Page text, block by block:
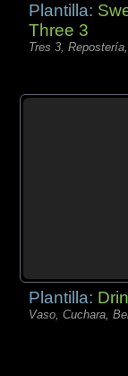
Plantilla:
Three 3
Tres 3,
Plantilla:
Vaso, Cuchara,